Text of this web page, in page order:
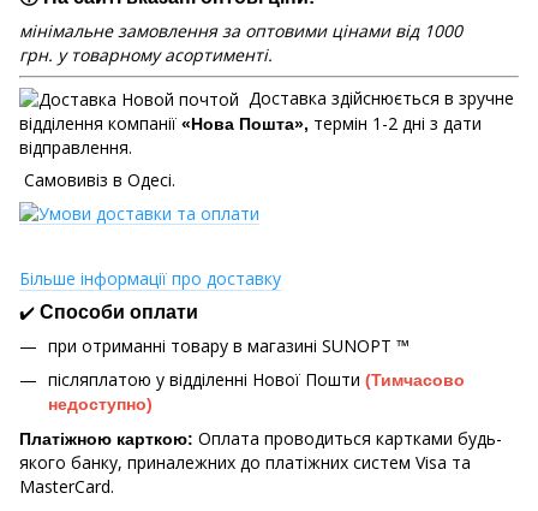
мінімальне замовлення за оптовими цінами від 1000
грн. у товарному асортименті.
Доставка здійснюється в зручне
відділення компанії «Нова Пошта», термін 1-2 дні з дати
відправлення.
Самовивіз в Одесі.
Більше інформації про доставку
✔️ Способи оплати
при отриманні товару в магазині SUNOPT ™
післяплатою у відділенні Нової Пошти (Тимчасово
недоступно)
Платіжною карткою: Оплата проводиться картками будь-
якого банку, приналежних до платіжних систем Visa та
MasterCard.